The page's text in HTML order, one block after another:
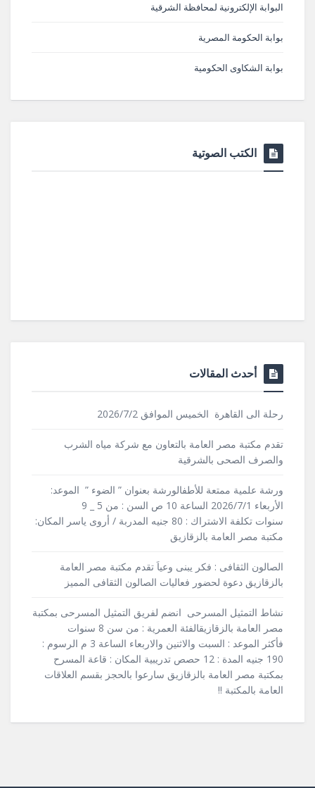
البوابة الإلكترونية لمحافظة الشرقية
بوابة الحكومة المصرية
بوابة الشكاوى الحكومية
الكتب الصوتية
أحدث المقالات
رحلة الى القاهرة الخميس الموافق 2026/7/2
تقدم مكتبة مصر العامة بالتعاون مع شركة مياه الشرب
والصرف الصحى بالشرقية
ورشة علمية ممتعة للأطفالورشة بعنوان ” الضوء ” الموعد:
الأربعاء 2026/7/1 الساعة 10 ص السن : من 5 _ 9
سنوات تكلفة الاشتراك : 80 جنيه المدربة / أروى ياسر المكان:
مكتبة مصر العامة بالزقازيق
الصالون الثقافى : فكر يبنى وعياَ تقدم مكتبة مصر العامة
بالزقازيق دعوة لحضور فعاليات الصالون الثقافى المميز
نشاط التمثيل المسرحى انضم لفريق التمثيل المسرحى بمكتبة
مصر العامة بالزقازيقالفئة العمرية : من سن 8 سنوات
فأكثر الموعد : السبت والاثنين والاربعاء الساعة 3 م الرسوم :
190 جنيه المدة : 12 حصص تدريبية المكان : قاعة المسرح
بمكتبة مصر العامة بالزقازيق سارعوا بالحجز بقسم العلاقات
العامة بالمكتبة !!